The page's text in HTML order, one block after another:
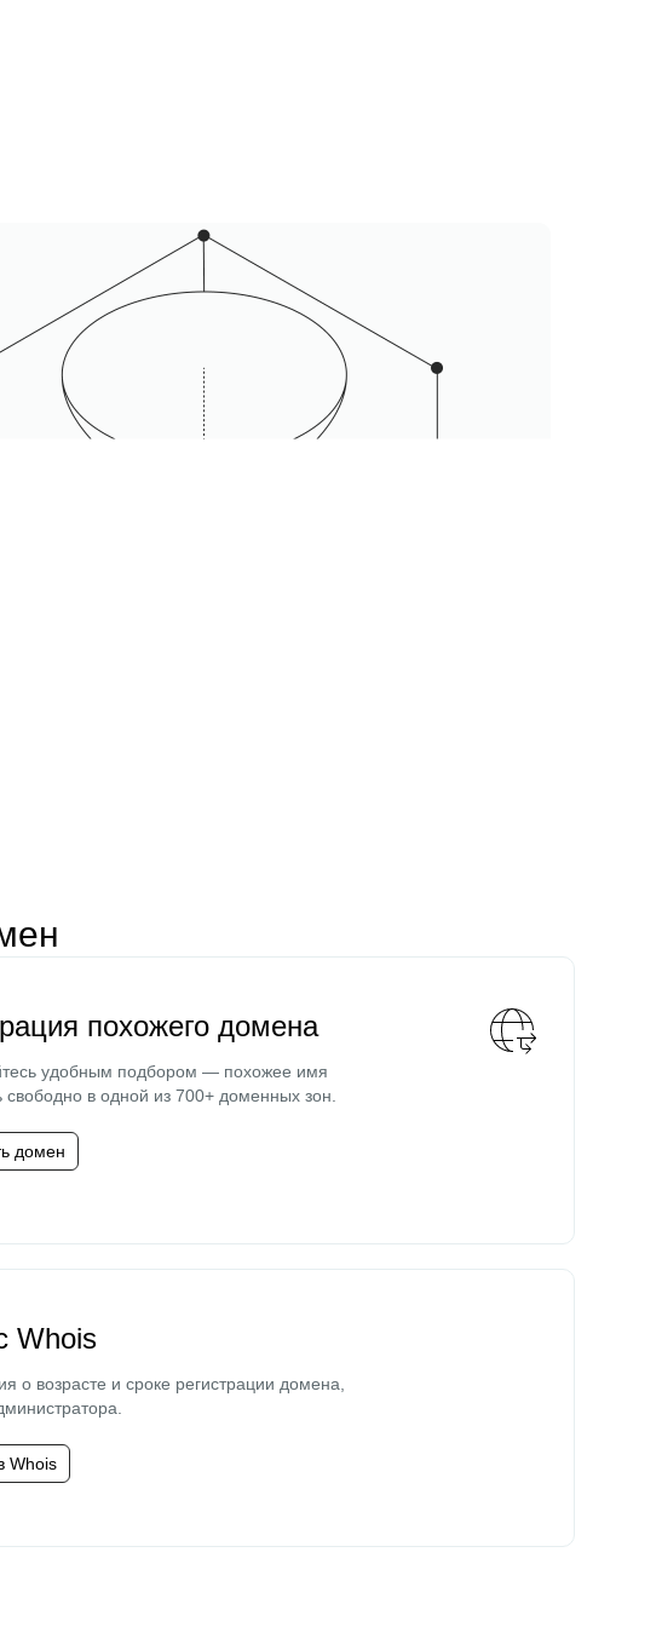
похожего домена
удобным подбором — похожее имя
свободно в одной из 700+ доменных зон.
домен
Whois
о возрасте и сроке регистрации домена,
Whois